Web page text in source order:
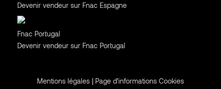
Devenir vendeur sur Fnac Espagne
Fnac Portugal
Devenir vendeur sur Fnac Portugal
Mentions légales | Page d’informations Cookies